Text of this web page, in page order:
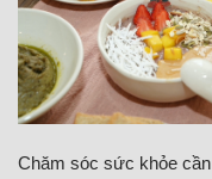
Chăm sóc sức khỏe